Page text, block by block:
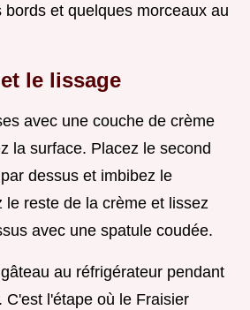
et quelques morceaux au
le lissage
avec une couche de crème
la surface. Placez le second
dessus et imbibez le
le reste de la crème et lissez
avec une spatule coudée.
au réfrigérateur pendant
C'est l'étape où le Fraisier